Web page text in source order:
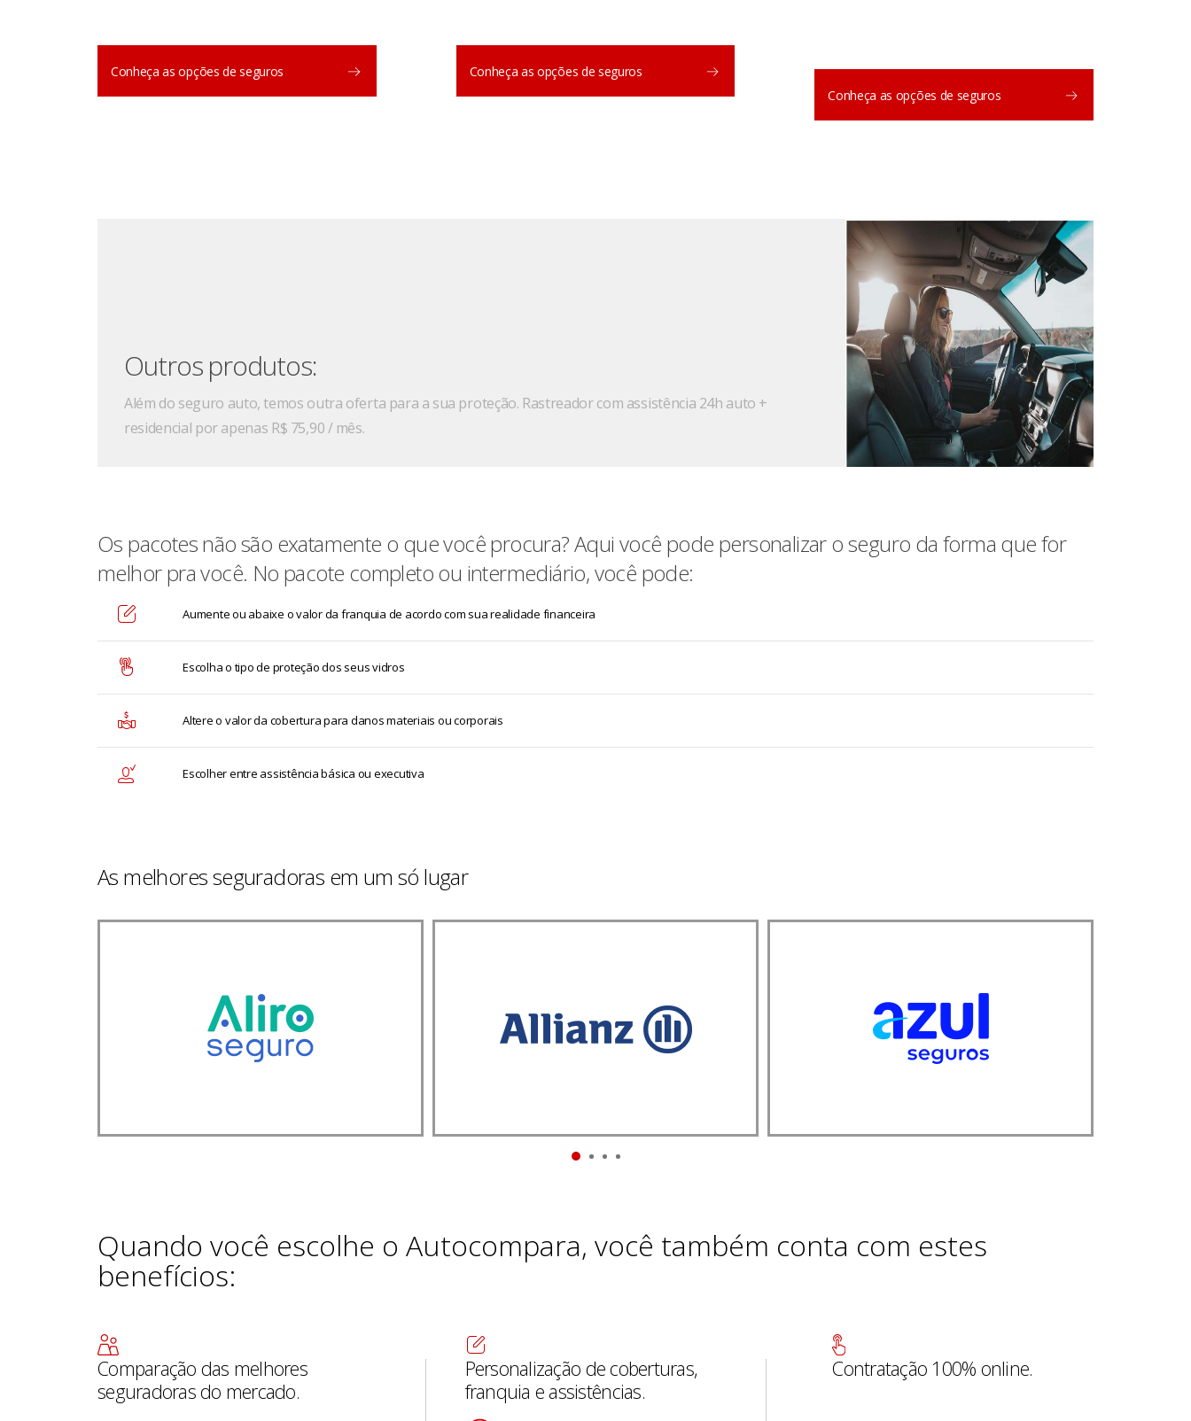
Conheça as opções de seguros Conheça as opções de seguros
Conheça as opções de seguros
Outros produtos:
Além do seguro auto, temos outra oferta para a sua proteção. Rastreador com assistência 24h auto +
residencial por apenas R$ 75,90 / mês.
Os pacotes não são exatamente o que você procura? Aqui você pode personalizar o seguro da forma que for
melhor pra você. No pacote completo ou intermediário, você pode:
Aumente ou abaixe o valor da franquia de acordo com sua realidade financeira
Escolha o tipo de proteção dos seus vidros
Altere o valor da cobertura para danos materiais ou corporais
Escolher entre assistência básica ou executiva
As melhores seguradoras em um só lugar
Quando você escolhe o Autocompara, você também conta com estes
benefícios:
Comparação das melhores
seguradoras do mercado.
Personalização de coberturas,
franquia e assistências.
Contratação 100% online.